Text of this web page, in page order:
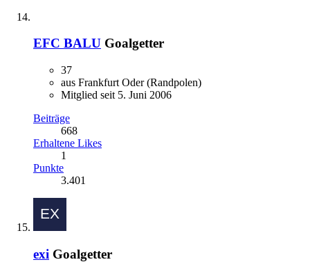
EFC BALU Goalgetter
37
aus Frankfurt Oder (Randpolen)
Mitglied seit 5. Juni 2006
Beiträge
668
Erhaltene Likes
1
Punkte
3.401
exi Goalgetter